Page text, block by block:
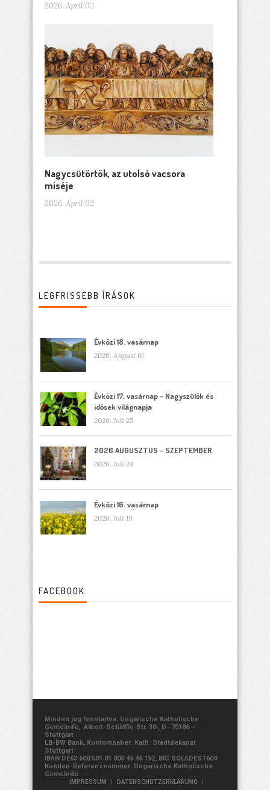
2026. April 03
Nagycsütörtök, az utolsó vacsora
miséje
2026. April 02
LEGFRISSEBB ÍRÁSOK
Évközi 18. vasárnap
2026. August 01
Évközi 17. vasárnap – Nagyszülők és
idősek világnapja
2026. Juli 25
2026 AUGUSZTUS – SZEPTEMBER
2026. Juli 24
Évközi 16. vasárnap
2026. Juli 19
FACEBOOK
Minden jog fenntartva. Ungarische Katholische
Gemeinde, Albert-Schäffle-Str. 30., D–70186 –
Stuttgart
LB-BW Bank, Kontoinhaber: Kath. Stadtdekanat
Stuttgart
IBAN DE63 600 501 01 000 46 46 192, BIC SOLADEST600
Kunden-Referenznummer: Ungarische Katholische
Gemeinde
IMPRESSUM | DATENSCHUTZERKLÄRUNG |